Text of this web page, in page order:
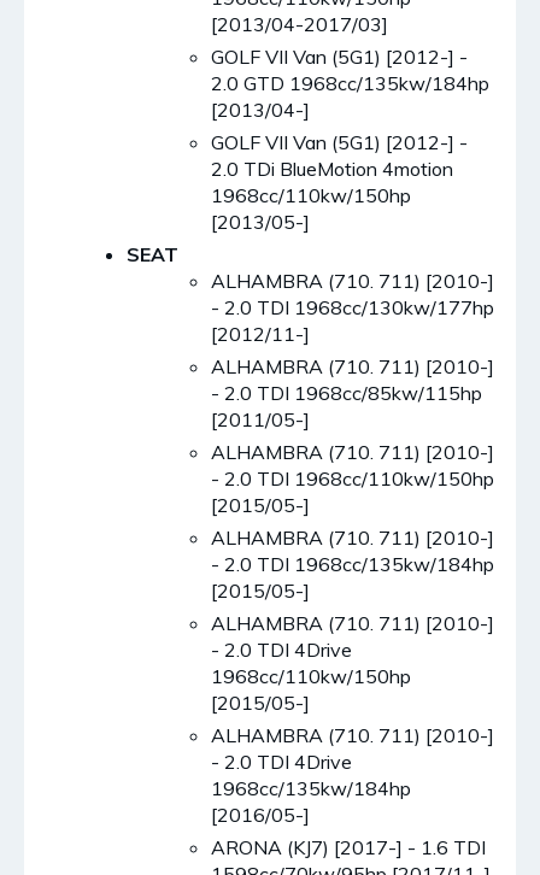
[2013/04-2017/03]
GOLF VII Van (5G1) [2012-] -
2.0 GTD 1968cc/135kw/184hp
[2013/04-]
GOLF VII Van (5G1) [2012-] -
2.0 TDi BlueMotion 4motion
1968cc/110kw/150hp
[2013/05-]
SEAT
ALHAMBRA (710. 711) [2010-]
- 2.0 TDI 1968cc/130kw/177hp
[2012/11-]
ALHAMBRA (710. 711) [2010-]
- 2.0 TDI 1968cc/85kw/115hp
[2011/05-]
ALHAMBRA (710. 711) [2010-]
- 2.0 TDI 1968cc/110kw/150hp
[2015/05-]
ALHAMBRA (710. 711) [2010-]
- 2.0 TDI 1968cc/135kw/184hp
[2015/05-]
ALHAMBRA (710. 711) [2010-]
- 2.0 TDI 4Drive
1968cc/110kw/150hp
[2015/05-]
ALHAMBRA (710. 711) [2010-]
- 2.0 TDI 4Drive
1968cc/135kw/184hp
[2016/05-]
ARONA (KJ7) [2017-] - 1.6 TDI